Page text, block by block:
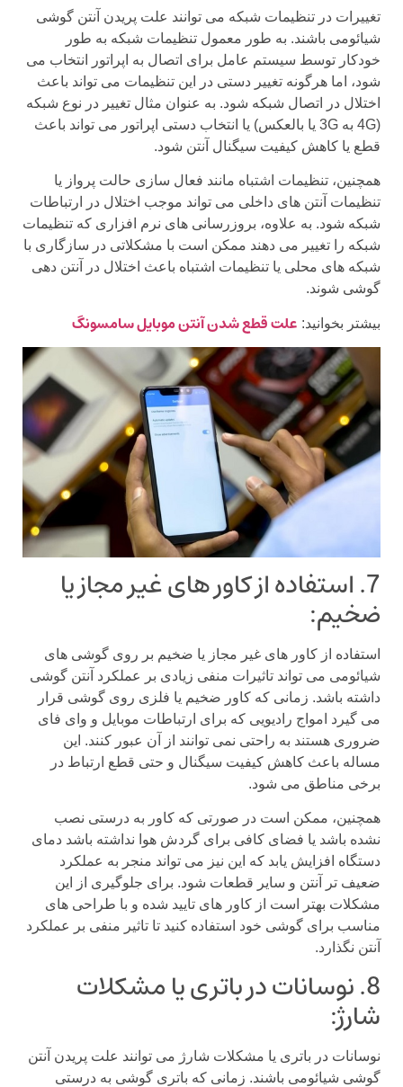
تغییرات در تنظیمات شبکه می توانند علت پریدن آنتن گوشی
شیائومی باشند. به طور معمول تنظیمات شبکه به طور
خودکار توسط سیستم عامل برای اتصال به اپراتور انتخاب می
شود، اما هرگونه تغییر دستی در این تنظیمات می تواند باعث
اختلال در اتصال شبکه شود. به عنوان مثال تغییر در نوع شبکه
(4G به 3G یا بالعکس) یا انتخاب دستی اپراتور می تواند باعث
قطع یا کاهش کیفیت سیگنال آنتن شود.
همچنین، تنظیمات اشتباه مانند فعال سازی حالت پرواز یا
تنظیمات آنتن های داخلی می تواند موجب اختلال در ارتباطات
شبکه شود. به علاوه، بروزرسانی های نرم افزاری که تنظیمات
شبکه را تغییر می دهند ممکن است با مشکلاتی در سازگاری با
شبکه های محلی یا تنظیمات اشتباه باعث اختلال در آنتن دهی
گوشی شوند.
بیشتر بخوانید: علت قطع شدن آنتن موبایل سامسونگ
7. استفاده از کاور های غیر مجاز یا
ضخیم:
استفاده از کاور های غیر مجاز یا ضخیم بر روی گوشی های
شیائومی می تواند تاثیرات منفی زیادی بر عملکرد آنتن گوشی
داشته باشد. زمانی که کاور ضخیم یا فلزی روی گوشی قرار
می گیرد امواج رادیویی که برای ارتباطات موبایل و وای فای
ضروری هستند به راحتی نمی توانند از آن عبور کنند. این
مساله باعث کاهش کیفیت سیگنال و حتی قطع ارتباط در
برخی مناطق می شود.
همچنین، ممکن است در صورتی که کاور به درستی نصب
نشده باشد یا فضای کافی برای گردش هوا نداشته باشد دمای
دستگاه افزایش یابد که این نیز می تواند منجر به عملکرد
ضعیف تر آنتن و سایر قطعات شود. برای جلوگیری از این
مشکلات بهتر است از کاور های تایید شده و با طراحی های
مناسب برای گوشی خود استفاده کنید تا تاثیر منفی بر عملکرد
آنتن نگذارد.
8. نوسانات در باتری یا مشکلات
شارژ:
نوسانات در باتری یا مشکلات شارژ می توانند علت پریدن آنتن
گوشی شیائومی باشند. زمانی که باتری گوشی به درستی